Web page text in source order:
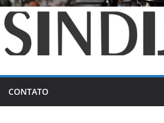
CONTATO